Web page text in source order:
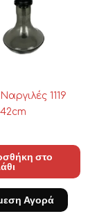
1119
στο
Αγορά